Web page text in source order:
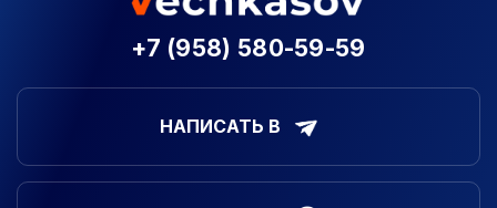
+7 (958) 580-59-59
НАПИСАТЬ В